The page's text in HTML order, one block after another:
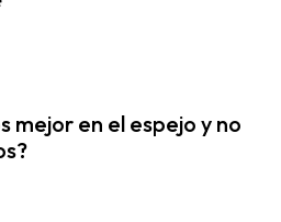
mejor en el espejo y no